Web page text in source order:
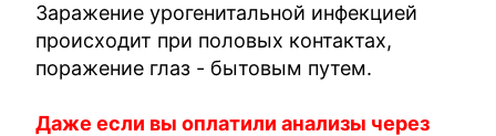
Заражение урогенитальной инфекцией
происходит при половых контактах,
поражение глаз - бытовым путем.
Даже если вы оплатили анализы через